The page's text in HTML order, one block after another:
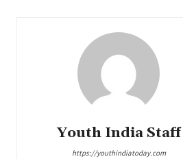
Youth India Staff
https://youthindiatoday.com